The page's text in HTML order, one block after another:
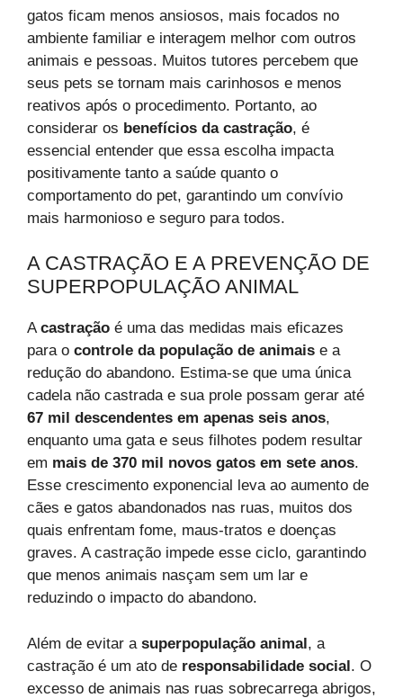
gatos ficam menos ansiosos, mais focados no
ambiente familiar e interagem melhor com outros
animais e pessoas. Muitos tutores percebem que
seus pets se tornam mais carinhosos e menos
reativos após o procedimento. Portanto, ao
considerar os benefícios da castração, é
essencial entender que essa escolha impacta
positivamente tanto a saúde quanto o
comportamento do pet, garantindo um convívio
mais harmonioso e seguro para todos.
A CASTRAÇÃO E A PREVENÇÃO DE
SUPERPOPULAÇÃO ANIMAL
Acastração é uma das medidas mais eficazes
para o controle da população de animais e a
redução do abandono. Estima-se que uma única
cadela não castrada e sua prole possam gerar até
67 mil descendentes em apenas seis anos,
enquanto uma gata e seus filhotes podem resultar
em mais de 370 mil novos gatos em sete anos.
Esse crescimento exponencial leva ao aumento de
cães e gatos abandonados nas ruas, muitos dos
quais enfrentam fome, maus-tratos e doenças
graves. A castração impede esse ciclo, garantindo
que menos animais nasçam sem um lar e
reduzindo o impacto do abandono.
Além de evitar a superpopulação animal, a
castração é um ato de responsabilidade social. O
excesso de animais nas ruas sobrecarrega abrigos,